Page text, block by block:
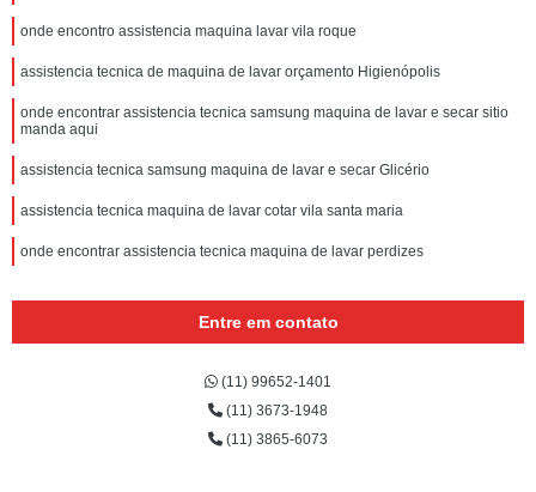
onde encontro assistencia maquina lavar vila roque
assistencia tecnica de maquina de lavar orçamento Higienópolis
onde encontrar assistencia tecnica samsung maquina de lavar e secar sitio
manda aqui
assistencia tecnica samsung maquina de lavar e secar Glicério
assistencia tecnica maquina de lavar cotar vila santa maria
onde encontrar assistencia tecnica maquina de lavar perdizes
Entre em contato
(11) 99652-1401
(11) 3673-1948
(11) 3865-6073